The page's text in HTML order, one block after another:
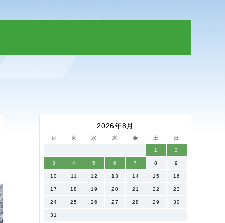
2026年8月
月 火 水 木 金 土 日
1 2
3 4 5 6 7 8 9
10 11 12 13 14 15 16
17 18 19 20 21 22 23
24 25 26 27 28 29 30
31